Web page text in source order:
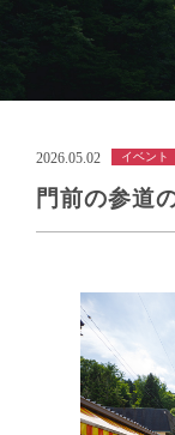
2026.05.02 イベント
門前の参道